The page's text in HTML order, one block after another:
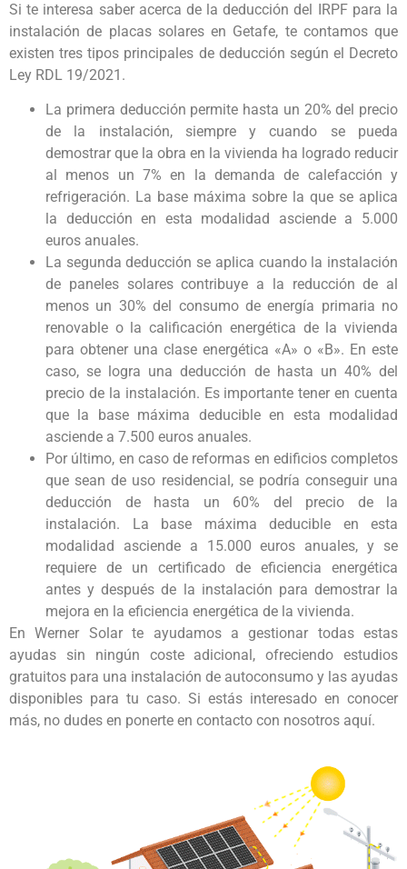
Si te interesa saber acerca de la deducción del IRPF para la
instalación de placas solares en Getafe, te contamos que
existen tres tipos principales de deducción según el Decreto
Ley RDL 19/2021.
La primera deducción permite hasta un 20% del precio
de la instalación, siempre y cuando se pueda
demostrar que la obra en la vivienda ha logrado reducir
al menos un 7% en la demanda de calefacción y
refrigeración. La base máxima sobre la que se aplica
la deducción en esta modalidad asciende a 5.000
euros anuales.
La segunda deducción se aplica cuando la instalación
de paneles solares contribuye a la reducción de al
menos un 30% del consumo de energía primaria no
renovable o la calificación energética de la vivienda
para obtener una clase energética «A» o «B». En este
caso, se logra una deducción de hasta un 40% del
precio de la instalación. Es importante tener en cuenta
que la base máxima deducible en esta modalidad
asciende a 7.500 euros anuales.
Por último, en caso de reformas en edificios completos
que sean de uso residencial, se podría conseguir una
deducción de hasta un 60% del precio de la
instalación. La base máxima deducible en esta
modalidad asciende a 15.000 euros anuales, y se
requiere de un certificado de eficiencia energética
antes y después de la instalación para demostrar la
mejora en la eficiencia energética de la vivienda.
En Werner Solar te ayudamos a gestionar todas estas
ayudas sin ningún coste adicional, ofreciendo estudios
gratuitos para una instalación de autoconsumo y las ayudas
disponibles para tu caso. Si estás interesado en conocer
más, no dudes en ponerte en contacto con nosotros aquí.